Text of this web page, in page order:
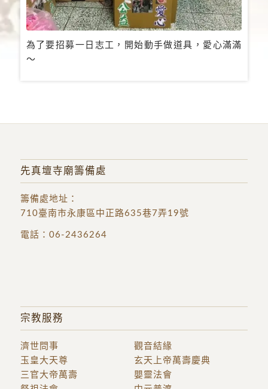
為了要招募一日志工，開始動手做道具，愛心滿滿
～
先真壇寺廟籌備處
籌備處地址 ：
710臺南市永康區中正路635巷7弄19號
電話： 06-2436264
宗教服務
濟世問事
觀音結緣
玉皇大天尊
三官大帝萬壽
玄天上帝萬壽慶典
嬰靈法會